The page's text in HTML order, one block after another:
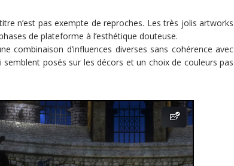
n’est pas exempte de reproches. Les très jolis artworks
de plateforme à l’esthétique douteuse.
combinaison d’influences diverses sans cohérence avec
posés sur les décors et un choix de couleurs pas